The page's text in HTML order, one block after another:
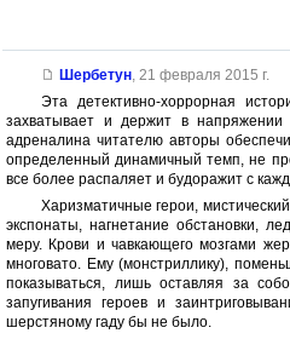
Шербетун, 21 февраля 2015 г.
Эта детективно-хоррорная
захватывает и держит в
адреналина читателю авторы
определенный динамичный темп, не
все более распаляет и будоражит с
Харизматичные герои,
экспонаты, нагнетание обстановки,
меру. Крови и чавкающего мозгами
многовато. Ему (монстриллику),
показываться, лишь оставляя за
запугивания героев и
шерстяному гаду бы не было.